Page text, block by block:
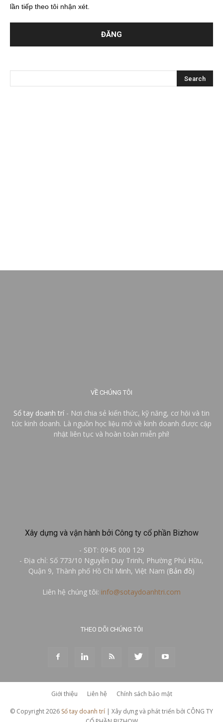
lần tiếp theo tôi nhận xét.
VỀ CHÚNG TÔI
Sổ tay doanh trí - Nơi chia sẻ kiến thức, kỹ năng, cơ hội và tin
tức kinh doanh. Là nguồn học liệu mở về kinh doanh được cập
nhật liên tục và hoàn toàn miễn phí!
Xây dựng và vận hành bởi Công ty cổ phần Bizhow
- SĐT: 0945 000 129
- Địa chỉ: Số 773/10 Nguyễn Duy Trinh, Phường Phú Hữu,
Quận 9, Thành phố Hồ Chí Minh, Việt Nam (Bản đồ)
Liên hệ chúng tôi: info@sotaydoanhtri.com
THEO DÕI CHÚNG TÔI
Giới thiệu Liên hệ Chính sách bảo mật
© Copyright 2026 Sổ tay doanh trí | Xây dựng và phát triển bởi CÔNG TY